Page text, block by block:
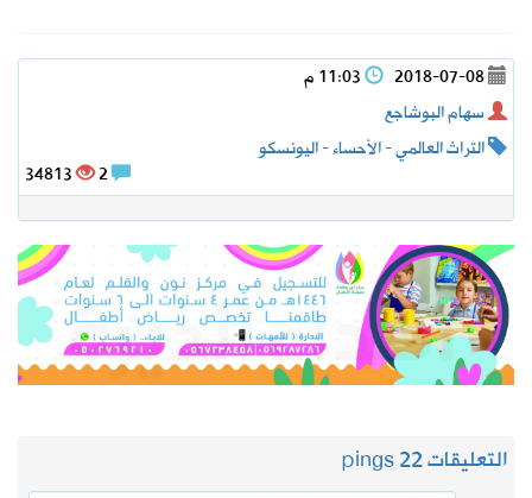
2018-07-08
سهام البوشاجع
التراث العالمي - الأحساء - اليونسكو
34813
التعليقات 2 2 pings